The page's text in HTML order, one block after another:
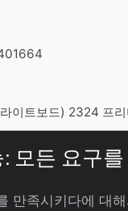
이트보드) 2324 프
: 모든 요구
만족시키다에 대